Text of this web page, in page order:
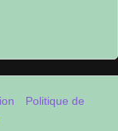
Politique de